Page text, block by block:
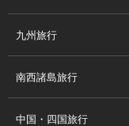
九州旅行
南西諸島旅行
中国・四国旅行